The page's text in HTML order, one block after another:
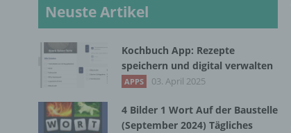
Neuste Artikel
Kochbuch App: Rezepte
speichern und digital verwalten
APPS 03. April 2025
4 Bilder 1 Wort Auf der Baustelle
(September 2024) Tägliches